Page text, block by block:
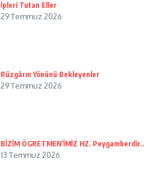
İpleri Tutan Eller
29 Temmuz 2026
Rüzgârın Yönünü Bekleyenler
29 Temmuz 2026
BİZİM ÖGRETMEN’İMİZ HZ. Peygamberdir..
13 Temmuz 2026